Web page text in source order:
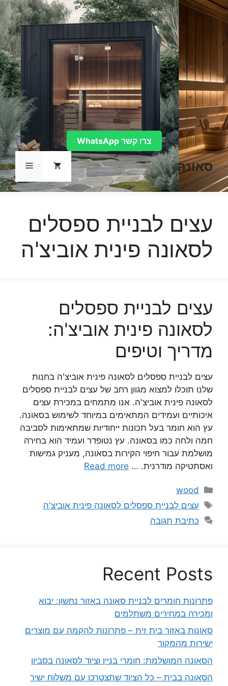
לדלג
לתוכן
סאונה תפריט
צרו קשר WhatsApp
עצים לבניית ספסלים
לסאונה פינית אוביצ'ה
עצים לבניית ספסלים
לסאונה פינית אוביצ'ה:
מדריך וטיפים
עצים לבניית ספסלים לסאונה פינית אוביצ'ה בחנות
שלנו תוכלו למצוא מגוון רחב של עצים לבניית ספסלים
לסאונה פינית אוביצ'ה. אנו מתמחים במכירת עצים
איכותיים ועמידים המתאימים במיוחד לשימוש בסאונה.
עץ הוא חומר בעל תכונות ייחודיות שמתאימות לסביבה
חמה ולחה כמו בסאונה. עץ נטופדר ועמיד הוא בחירה
מושלמת עבור חיפוי הקירות בסאונה, מעניק גמישות
ואסתטיקה מודרנית. … Read more
קטגוריות
wood
תגיות
עצים לבניית ספסלים לסאונה פינית אוביצ'ה
כתיבת תגובה
Recent Posts
פתרונות חומרים לבניית סאונה באזור נחשון: יבוא
ומכירה במחירים משתלמים
סאונות באזור בית זית – פתרונות להקמה עם מוצרים
ישירות מהמקור
הסאונה המושלמת: חומרי בניין וציוד לסאונה בסביון
הסאונה בבית – כל הציוד שתצטרכו עם משלוח ישיר